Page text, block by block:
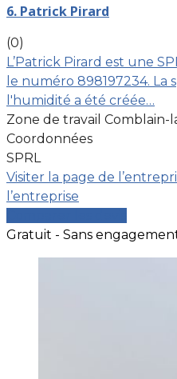
6. Patrick Pirard
(0)
L’Patrick Pirard est une
le numéro 898197234.
l'humidité a été créée…
Zone de travail Comblain-
Coordonnées
SPRL
Visiter la page de
l’entreprise
Gratuit - Sans